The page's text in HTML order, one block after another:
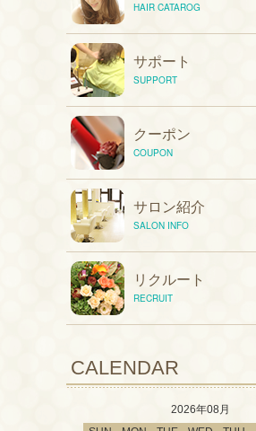
HAIR CATAROG
サポート
SUPPORT
クーポン
COUPON
サロン紹介
SALON INFO
リクルート
RECRUIT
CALENDAR
2026年08月